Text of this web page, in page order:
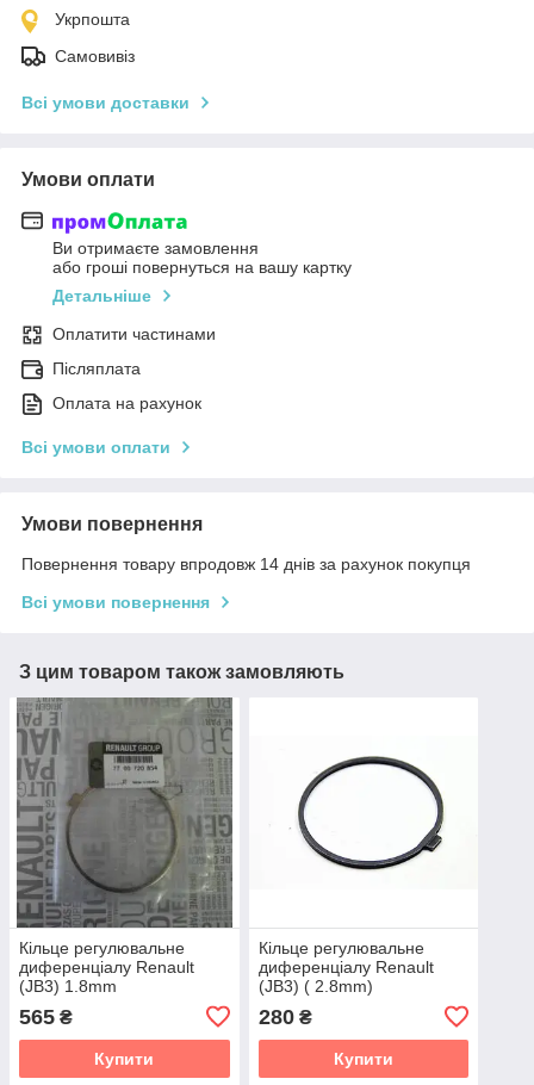
Укрпошта
Самовивіз
Всі умови доставки
Умови оплати
Ви отримаєте замовлення
або гроші повернуться на вашу картку
Детальніше
Оплатити частинами
Післяплата
Оплата на рахунок
Всі умови оплати
Умови повернення
Повернення товару впродовж 14 днів за рахунок покупця
Всі умови повернення
З цим товаром також замовляють
Кільце регулювальне
диференціалу Renault
(JB3) 1.8mm
565 ₴
Купити
Кільце регулювальне
диференціалу Renault
(JB3) ( 2.8mm)
280₴
Купити